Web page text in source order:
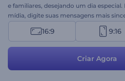
e familiares, desejando um dia especial.
mídia, digite suas mensagens mais
minutos para obter uma animação
mensagens de feriado, convites para
16:9 9:16
Criar Agora